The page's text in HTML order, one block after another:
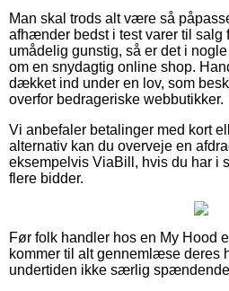
Man skal trods alt være så
afhænder bedst i test varer til salg
umådelig gunstig, så er det i
om en snydagtig online shop.
dækket ind under en lov, som
overfor bedrageriske webbutikker.
Vi anbefaler betalinger med kort
alternativ kan du overveje en
eksempelvis ViaBill, hvis du har i
flere bidder.
Før folk handler hos en My Hood
kommer til alt gennemlæse deres
undertiden ikke særlig